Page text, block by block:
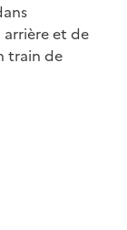
arrière et de
train de